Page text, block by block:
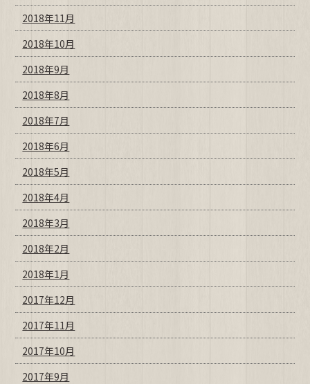
2018年11月
2018年10月
2018年9月
2018年8月
2018年7月
2018年6月
2018年5月
2018年4月
2018年3月
2018年2月
2018年1月
2017年12月
2017年11月
2017年10月
2017年9月